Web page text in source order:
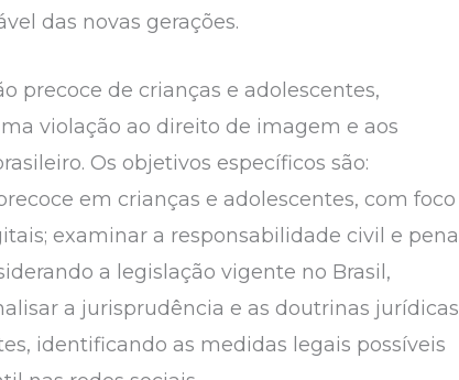
das novas gerações.
precoce de crianças e adolescentes,
violação ao direito de imagem e aos
Os objetivos específicos são:
em crianças e adolescentes, com foco
examinar a responsabilidade civil e penal
a legislação vigente no Brasil,
a jurisprudência e as doutrinas jurídicas
identificando as medidas legais possíveis